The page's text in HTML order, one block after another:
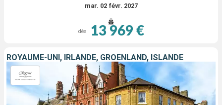
mar. 02 févr. 2027
dès 13 969 €
ROYAUME-UNI, IRLANDE, GRÖENLAND, ISLANDE